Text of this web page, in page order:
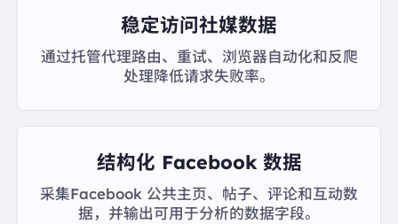
稳定访问社媒数据
通过托管代理路由、重试、浏览器自动化和反爬
处理降低请求失败率。
结构化 Facebook 数据
采集Facebook 公共主页、帖子、评论和互动数
据，并输出可用于分析的数据字段。